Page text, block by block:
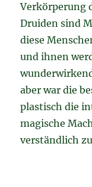
Verkörperung
Druiden sind
diese
und ihnen
aber war die
plastisch die
magische
verständlich